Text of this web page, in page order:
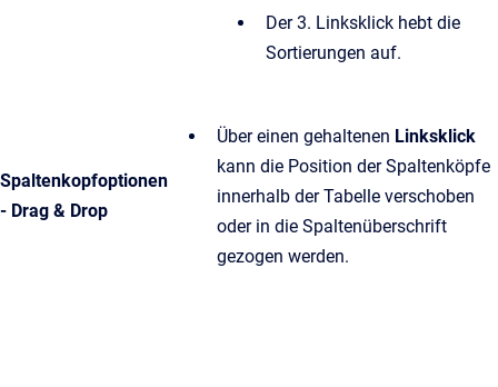
Der 3. Linksklick hebt die
Sortierungen auf.
Spaltenkopfoptionen
- Drag & Drop
Über einen gehaltenen Linksklick
kann die Position der Spaltenköpfe
innerhalb der Tabelle verschoben
oder in die Spaltenüberschrift
gezogen werden.